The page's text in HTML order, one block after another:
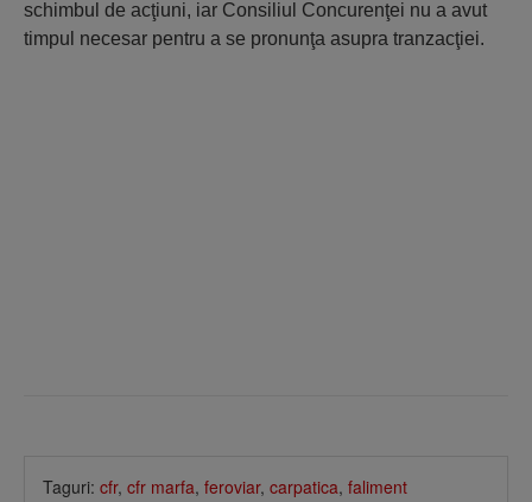
schimbul de acţiuni, iar Consiliul Concurenţei nu a avut
timpul necesar pentru a se pronunţa asupra tranzacţiei.
Taguri: cfr, cfr marfa, feroviar, carpatica, faliment